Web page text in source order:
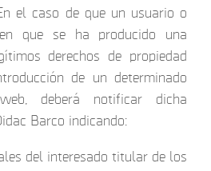
el caso de que un usuario o
que se ha producido una
derechos de propiedad
de un determinado
deberá notificar dicha
Barco indicando:
del interesado titular de los